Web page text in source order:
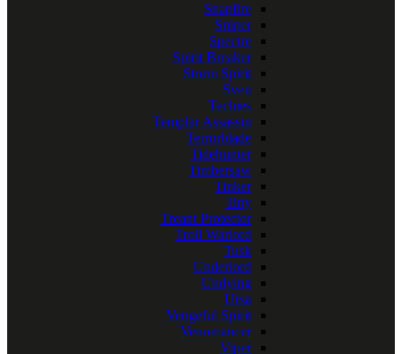
Snapfire
Sniper
Spectre
Spirit Breaker
Storm Spirit
Sven
Techies
Templar Assassin
Terrorblade
Tidehunter
Timbersaw
Tinker
Tiny
Treant Protector
Troll Warlord
Tusk
Underlord
Undying
Ursa
Vengeful Spirit
Venomancer
Viper